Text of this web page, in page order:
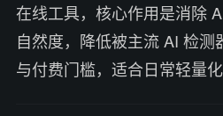
在线工具，核心作用是消除
自然度，降低被主流 AI 检
与付费门槛，适合日常轻量化